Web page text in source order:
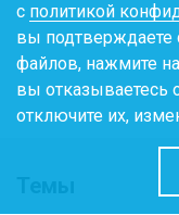
с политикой
вы подтверждаете
файлов, нажмите
вы отказываетесь
отключите их,